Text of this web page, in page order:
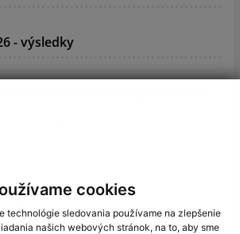
cookies
technológie sledovania používame na zlepšenie
našich webových stránok, na to, aby sme
- výsledky